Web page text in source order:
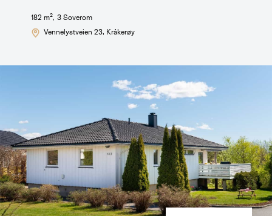
182 m2, 3Soverom
Vennelystveien 23, Kråkerøy